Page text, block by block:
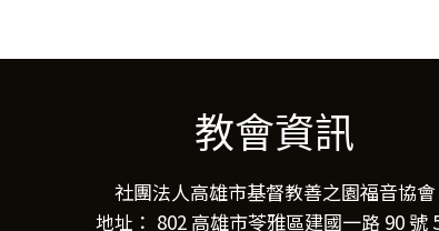
教會資訊
社團法人高雄市基督教善之園福音協會
地址： 802 高雄市苓雅區建國一路 90 號